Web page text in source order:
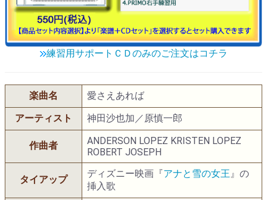
練習用サポートＣＤのみのご注文はコチラ
楽曲名
愛さえあれば
アーティスト
神田沙也加／原慎一郎
作曲者
ANDERSON LOPEZ KRISTEN LOPEZ
ROBERT JOSEPH
タイアップ
ディズニー映画『アナと雪の女王』の
挿入歌